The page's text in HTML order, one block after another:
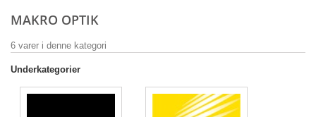
MAKRO OPTIK
6 varer i denne kategori
Underkategorier